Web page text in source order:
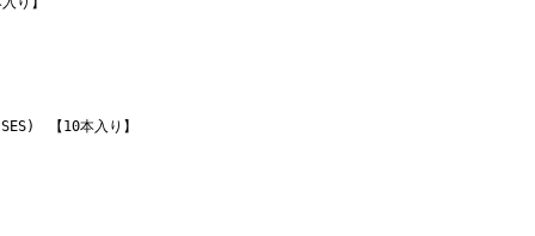
【10本入り】